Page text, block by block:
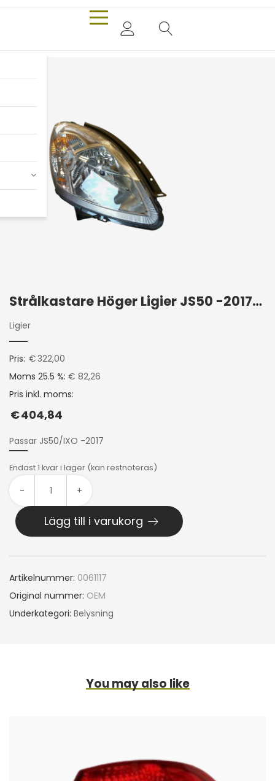
Strålkastare Höger Ligier JS50 -2017/IXO
Ligier
Pris: €322,00
Moms 25.5 %: € 82,26
Pris inkl. moms:
€404,84
Passar JS50/IXO -2017
Endast 1 kvar i lager (kan restnoteras)
- +
Lägg till i varukorg
Artikelnummer: 0061117
Original nummer: OEM
Underkategori: Belysning
You may also like